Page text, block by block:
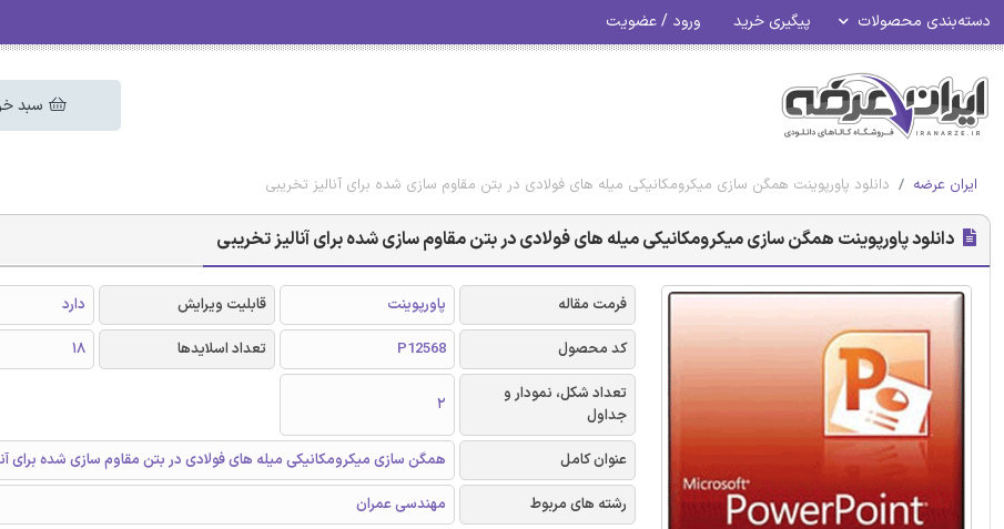
دسته‌بندی محصولات پیگیری خرید ورود / عضویت
سبد
ایران عرضه دانلود پاورپوینت همگن سازی میکرومکانیکی میله های فولادی در بتن مقاوم سازی شده برای آنالیز تخریبی
دانلود پاورپوینت همگن سازی میکرومکانیکی میله های فولادی در بتن مقاوم سازی شده برای آنالیز تخریبی
فرمت مقاله پاورپوینت قابلیت ویرایش
دارد
کد محصول
P12568 تعداد اسلایدها
18
تعداد شکل، نمودار و
جداول
2
عنوان کامل
همگن سازی میکرومکانیکی میله های فولادی در بتن مقاوم سازی شده برای
رشته های مربوط
مهندسی عمران